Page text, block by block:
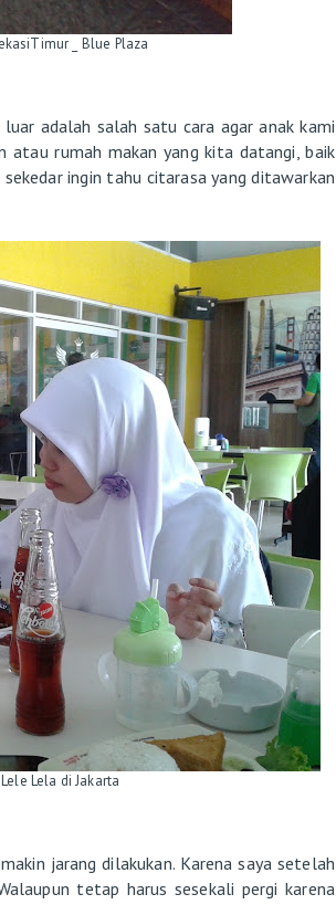
_ Blue Plaza
adalah salah satu cara agar anak kami
atau rumah makan yang kita datangi, baik
ingin tahu citarasa yang ditawarkan
Lela di Jakarta
jarang dilakukan. Karena saya setelah
tetap harus sesekali pergi karena